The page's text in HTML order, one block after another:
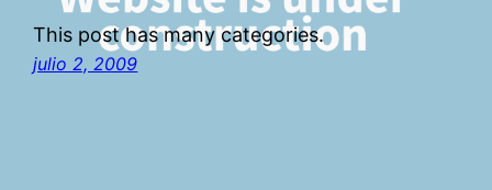
This post has many categories.
julio 2, 2009